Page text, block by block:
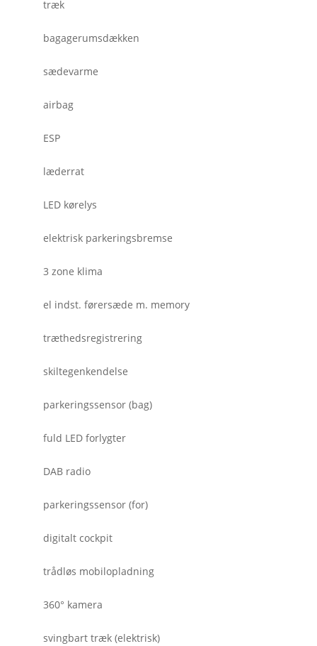
træk
bagagerumsdækken
sædevarme
airbag
ESP
læderrat
LED kørelys
elektrisk parkeringsbremse
3 zone klima
el indst. førersæde m. memory
træthedsregistrering
skiltegenkendelse
parkeringssensor (bag)
fuld LED forlygter
DAB radio
parkeringssensor (for)
digitalt cockpit
trådløs mobilopladning
360° kamera
svingbart træk (elektrisk)